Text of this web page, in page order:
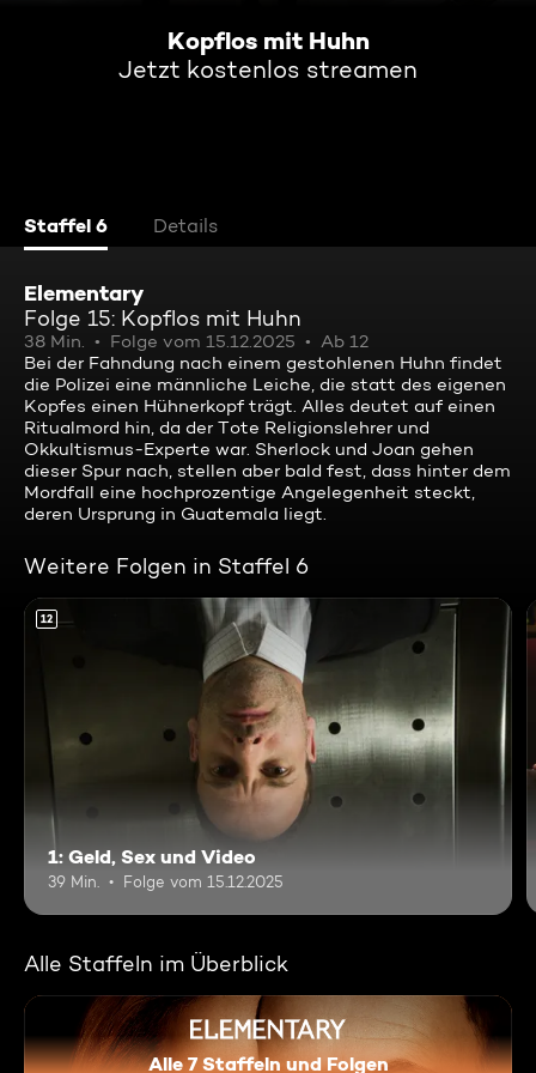
Kopflos mit Huhn
Jetzt kostenlos streamen
Staffel 6 Details
Elementary
Folge 15: Kopflos mit Huhn
38 Min. Folge vom 15.12.2025
Ab 12
Bei der Fahndung nach einem gestohlenen Huhn findet
die Polizei eine männliche Leiche, die statt des eigenen
Kopfes einen Hühnerkopf trägt. Alles deutet auf einen
Ritualmord hin, da der Tote Religionslehrer und
Okkultismus-Experte war. Sherlock und Joan gehen
dieser Spur nach, stellen aber bald fest, dass hinter dem
Mordfall eine hochprozentige Angelegenheit steckt,
deren Ursprung in Guatemala liegt.
Weitere Folgen in Staffel 6
12
1: Geld, Sex und Video
39 Min. Folge vom 15.12.2025
Alle Staffeln im Überblick
Alle 7 Staffeln und Folgen